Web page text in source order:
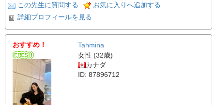
この先生に質問する
お気に入りへ追加する
詳細プロフィールを見る
おすすめ！
Tahmina
女性 (32歳)
カナダ
ID: 87896712